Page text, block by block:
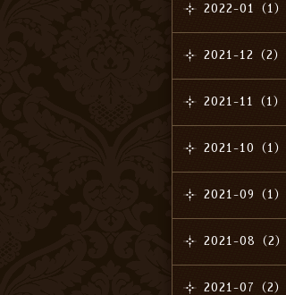
2022-01（1）
2021-12（2）
2021-11（1）
2021-10（1）
2021-09（1）
2021-08（2）
2021-07（2）